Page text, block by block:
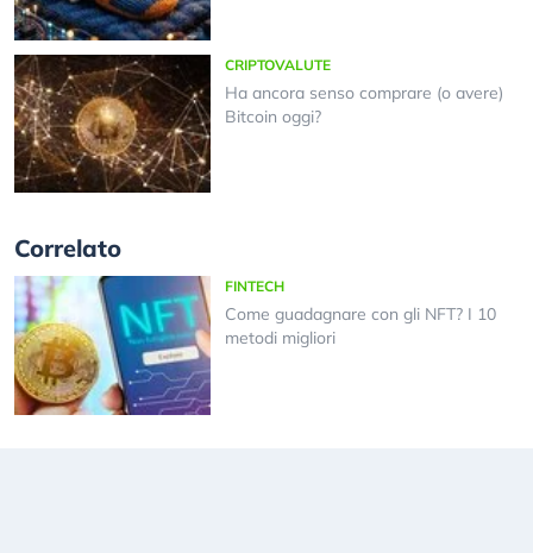
CRIPTOVALUTE
Ha ancora senso comprare (o avere)
Bitcoin oggi?
Correlato
FINTECH
Come guadagnare con gli NFT? I 10
metodi migliori